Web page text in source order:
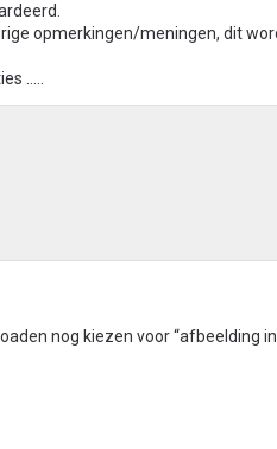
opmerkingen/meningen, dit
.....
nog kiezen voor “afbeelding